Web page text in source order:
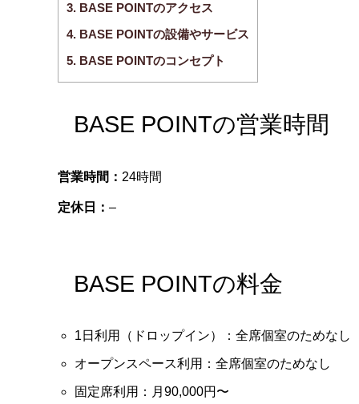
3. BASE POINTのアクセス
4. BASE POINTの設備やサービス
5. BASE POINTのコンセプト
BASE POINTの営業時間
営業時間： 24時間
定休日： –
BASE POINTの料金
1日利用（ドロップイン）：全席個室のためなし
オープンスペース利用：全席個室のためなし
固定席利用：月90,000円〜